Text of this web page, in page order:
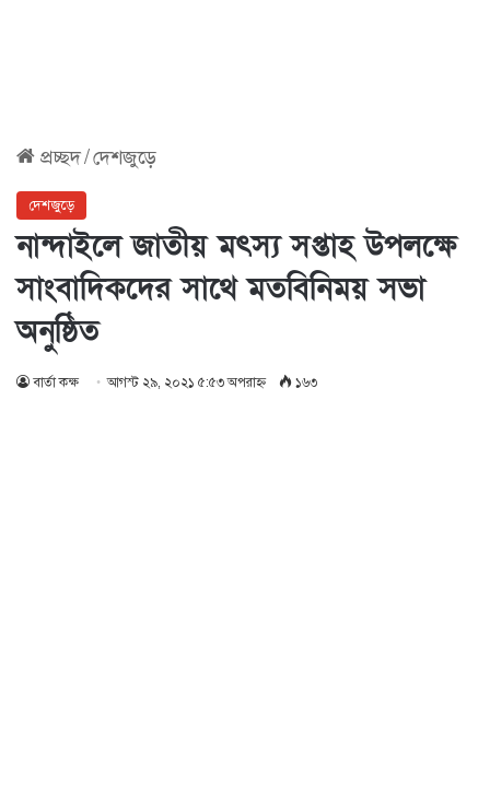
প্রচ্ছদ/দেশজুড়ে
দেশজুড়ে
নান্দাইলে জাতীয় মৎস্য সপ্তাহ উপলক্ষে
সাংবাদিকদের সাথে মতবিনিময় সভা
অনুষ্ঠিত
বার্তা কক্ষ আগস্ট ২৯, ২০২১ ৫:৫৩ অপরাহ্ণ ১৬৩